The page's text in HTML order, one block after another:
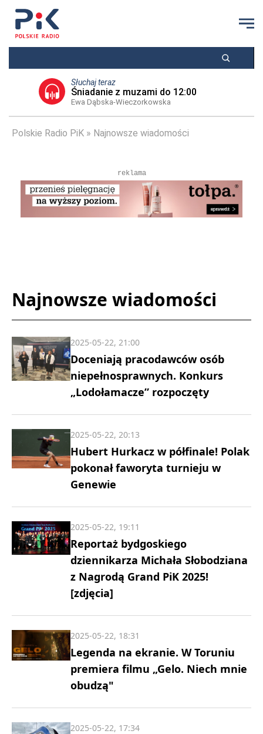
Słuchaj teraz
Śniadanie z muzami do 12:00
Ewa Dąbska-Wieczorkowska
Polskie Radio PiK Najnowsze wiadomości
reklama
Najnowsze wiadomości
Doceniają pracodawców osób
niepełnosprawnych. Konkurs
„Lodołamacze” rozpoczęty
2025-05-22, 21:00
Hubert Hurkacz w półfinale! Polak
pokonał faworyta turnieju w
Genewie
2025-05-22, 20:13
Reportaż bydgoskiego
dziennikarza Michała Słobodziana
z Nagrodą Grand PiK 2025!
[zdjęcia]
2025-05-22, 19:11
Legenda na ekranie. W Toruniu
premiera filmu „Gelo. Niech mnie
obudzą"
2025-05-22, 18:31
2025-05-22, 17:34